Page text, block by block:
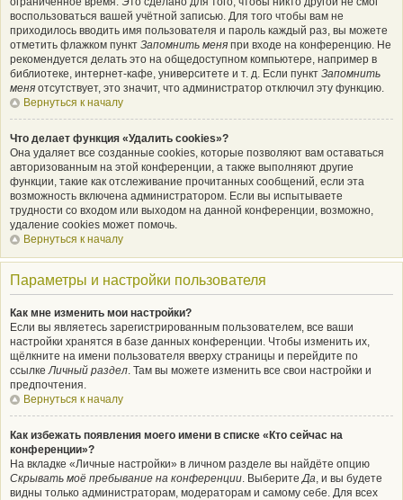
воспользоваться вашей учётной записью. Для того чтобы вам не
приходилось вводить имя пользователя и пароль каждый раз, вы можете
отметить флажком пункт Запомнить меня при входе на конференцию. Не
рекомендуется делать это на общедоступном компьютере, например в
библиотеке, интернет-кафе, университете и т. д. Если пункт Запомнить
меня отсутствует, это значит, что администратор отключил эту функцию.
Вернуться к началу
Что делает функция «Удалить cookies»?
Она удаляет все созданные cookies, которые позволяют вам оставаться
авторизованным на этой конференции, а также выполняют другие
функции, такие как отслеживание прочитанных сообщений, если эта
возможность включена администратором. Если вы испытываете
трудности со входом или выходом на данной конференции, возможно,
удаление cookies может помочь.
Вернуться к началу
Параметры и настройки пользователя
Как мне изменить мои настройки?
Если вы являетесь зарегистрированным пользователем, все ваши
настройки хранятся в базе данных конференции. Чтобы изменить их,
щёлкните на имени пользователя вверху страницы и перейдите по
ссылкеЛичный раздел. Там вы можете изменить все свои настройки и
предпочтения.
Вернуться к началу
Как избежать появления моего имени в списке «Кто сейчас на
конференции»?
На вкладке «Личные настройки» в личном разделе вы найдёте опцию
Скрывать моё пребывание на конференции. ВыберитеДа, и вы будете
видны только администраторам, модераторам и самому себе. Для всех